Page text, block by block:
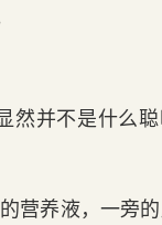
然并不是什么
营养液，一旁